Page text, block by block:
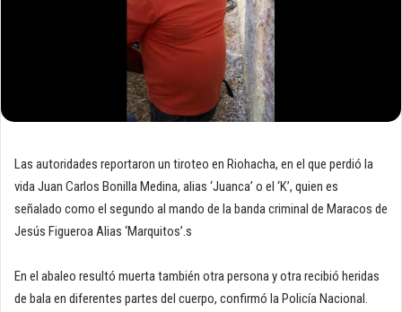
Las autoridades reportaron un tiroteo en Riohacha, en el que perdió la
vida Juan Carlos Bonilla Medina, alias ‘Juanca’ o el ‘K’, quien es
señalado como el segundo al mando de la banda criminal de Maracos de
Jesús Figueroa Alias ‘Marquitos’.s
En el abaleo resultó muerta también otra persona y otra recibió heridas
de bala en diferentes partes del cuerpo, confirmó la Policía Nacional.